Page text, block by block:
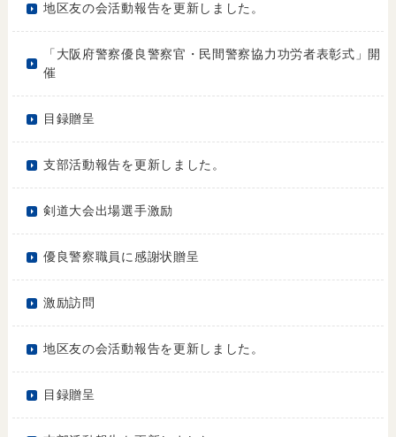
地区友の会活動報告を更新しました。
「大阪府警察優良警察官・民間警察協力功労者表彰式」開
催
目録贈呈
支部活動報告を更新しました。
剣道大会出場選手激励
優良警察職員に感謝状贈呈
激励訪問
地区友の会活動報告を更新しました。
目録贈呈